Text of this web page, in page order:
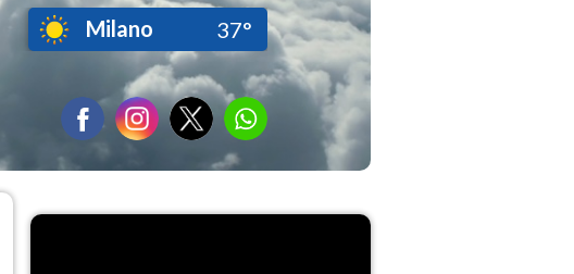
Milano 37°